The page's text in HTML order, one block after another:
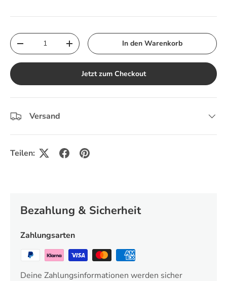
Anzahl
Menge verringernMenge erhöhen In den Warenkorb
Jetzt zum Checkout
Versand
Teilen:
Bezahlung & Sicherheit
Zahlungsarten
Deine Zahlungsinformationen werden sicher